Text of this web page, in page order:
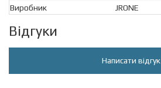
Виробник
JRONE
Відгуки
Написати відгук